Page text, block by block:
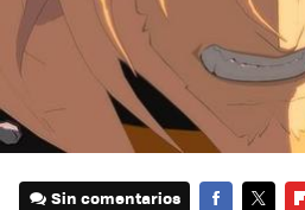
Sin comentarios